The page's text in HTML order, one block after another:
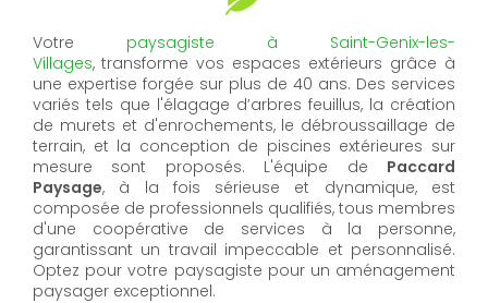
Votre paysagiste à
Saint-Genix-les-
Villages, transforme vos espaces extérieurs grâce à
une expertise forgée sur plus de 40 ans. Des services
variés tels que l'élagage d’arbres feuillus, la création
de murets et d'enrochements, le débroussaillage de
terrain, et la conception de piscines extérieures sur
mesure sont proposés. L'équipe de Paccard
Paysage, à la fois sérieuse et dynamique, est
composée de professionnels qualifiés, tous membres
d'une coopérative de services à la personne,
garantissant un travail impeccable et personnalisé.
Optez pour votre paysagiste pour un aménagement
paysager exceptionnel.